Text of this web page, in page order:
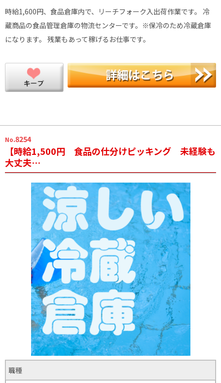
時給1,600円、食品倉庫内で、リーチフォーク入出荷作業です。 冷
蔵商品の食品管理倉庫の物流センターです。※保冷のため冷蔵倉庫
になります。 残業もあって稼げるお仕事です。
No.8254
【時給1,500円 食品の仕分けピッキング 未経験も
大丈夫…
職種